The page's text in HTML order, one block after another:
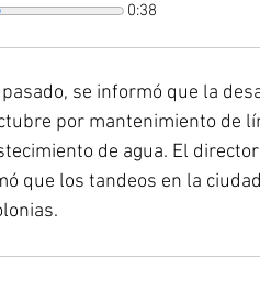
0:38
se informó que la
por mantenimiento de
de agua. El
que los tandeos en la